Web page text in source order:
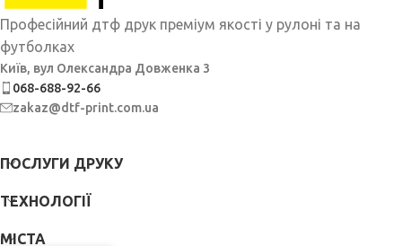
Професійний дтф друк преміум якості у рулоні та на
футболках
Київ, вул Олександра Довженка 3
068-688-92-66
zakaz@dtf-print.com.ua
ПОСЛУГИ ДРУКУ
ТЕХНОЛОГІЇ
МІСТА